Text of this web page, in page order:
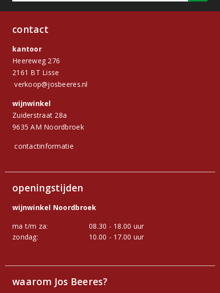
contact
kantoor
Heereweg 276
2161 BT Lisse
verkoop@josbeeres.nl
wijnwinkel
Zuiderstraat 28a
9635 AM Noordbroek
contactinformatie
openingstijden
wijnwinkel Noordbroek
ma t/m za:
08.30 - 18.00 uur
zondag:
10.00 - 17.00 uur
waarom Jos Beeres?